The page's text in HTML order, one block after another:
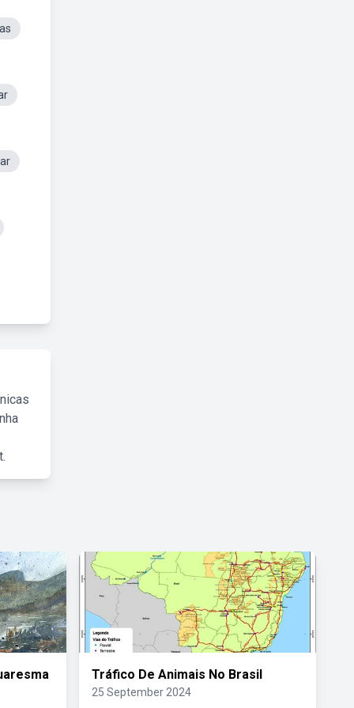
Tráfico De Animais No Brasil
25 September 2024